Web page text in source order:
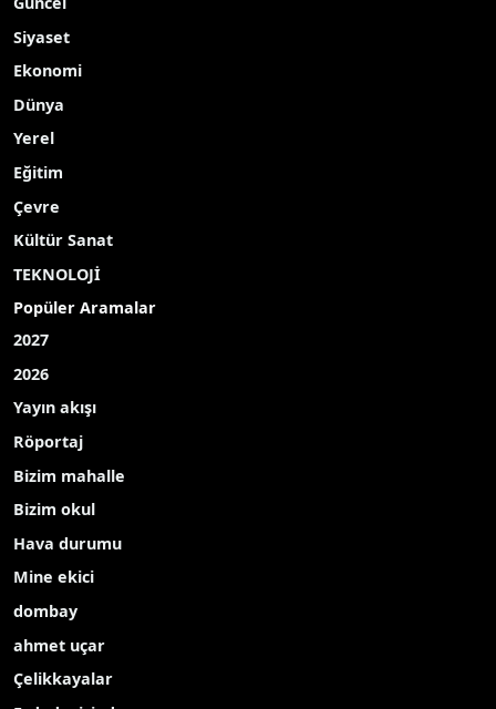
Siyaset
Ekonomi
Dünya
Yerel
Eğitim
Çevre
Kültür Sanat
TEKNOLOJİ
Popüler Aramalar
2027
2026
Yayın akışı
Röportaj
Bizim mahalle
Bizim okul
Hava durumu
Mine ekici
dombay
ahmet uçar
Çelikkayalar